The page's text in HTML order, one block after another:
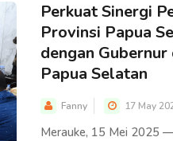
Perkuat Sinergi
Provinsi Papua
dengan
Papua Selatan
Fanny 17 May
Merauke, 15 Mei 2025